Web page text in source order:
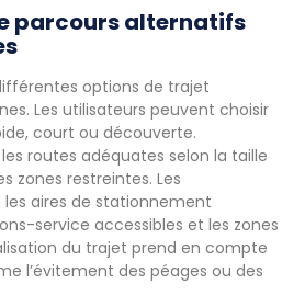
parcours alternatifs
options de trajet
Les utilisateurs peuvent choisir
court ou découverte.
routes adéquates selon la taille
zones restreintes. Les
aires de stationnement
service accessibles et les zones
du trajet prend en compte
l’évitement des péages ou des